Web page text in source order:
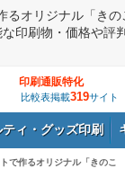
るオリジナル「きの
印刷物・価格や評
印刷通販特化
比較表掲載319サイト
ティ・グッズ印刷
で作るオリジナル「きのこ